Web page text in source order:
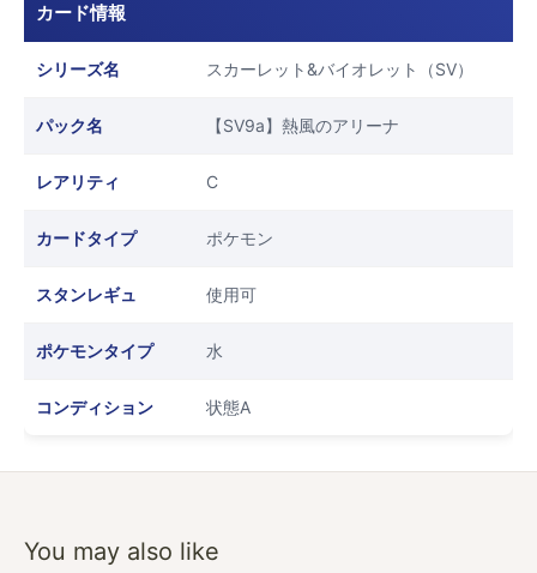
カード情報
シリーズ名 スカーレット&バイオレット（SV）
パック名 【SV9a】熱風のアリーナ
レアリティ C
カードタイプ ポケモン
スタンレギュ 使用可
ポケモンタイプ 水
コンディション 状態A
You may also like